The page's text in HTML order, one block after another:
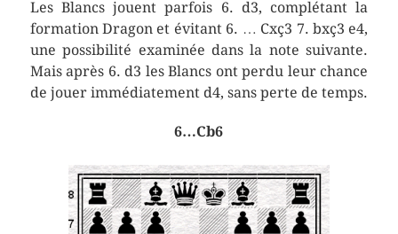
Les Blancs jouent parfois 6. d3, complétant la
formation Dragon et évitant 6. … Cxç3 7. bxç3 e4,
une possibilité examinée dans la note suivante.
Mais après 6. d3 les Blancs ont perdu leur chance
de jouer immédiatement d4, sans perte de temps.
6…Cb6